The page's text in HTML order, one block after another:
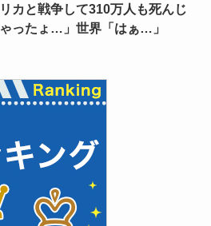
リカと戦争して310万人も死んじ
ゃったょ…」世界「はぁ…」